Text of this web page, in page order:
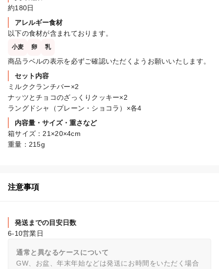
約180日
アレルギー食材
以下の食材が含まれております。
小麦 卵 乳
商品ラベルの表示を必ずご確認いただくようお願いいたします。
セット内容
ミルククランチバー×2
ナッツとチョコのざっくりクッキー×2
ラングドシャ（プレーン・ショコラ）×各4
内容量・サイズ・重さなど
箱サイズ：21×20×4cm
重量：215g
注意事項
発送までの目安日数
6-10営業日
通常と異なるケースについて
GW、お盆、年末年始などは発送にお時間をいただく場合